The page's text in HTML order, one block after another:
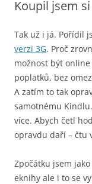
Koupil jsem
Tak už i já. Pořídil
verzi 3G. Proč
možnost být online
poplatků, bez
A zatím to tak
samotnému
více. Abych četl
opravdu daří – čtu
Zpočátku jsem
eknihy ale i to se